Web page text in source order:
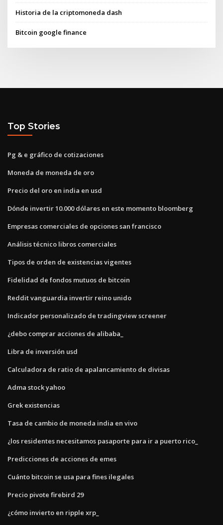
Historia de la criptomoneda dash
Bitcoin google finance
Top Stories
Pg & e gráfico de cotizaciones
Moneda de moneda de oro
Precio del oro en india en usd
Dónde invertir 10.000 dólares en este momento bloomberg
Empresas comerciales de opciones san francisco
Análisis técnico libros comerciales
Tipos de orden de existencias vigentes
Fidelidad de fondos mutuos de bitcoin
Reddit vanguardia invertir reino unido
Indicador personalizado de tradingview screener
¿debo comprar acciones de alibaba_
Libra de inversión usd
Calculadora de ratio de apalancamiento de divisas
Adma stock yahoo
Grek existencias
Tasa de cambio de moneda india en vivo
¿los residentes necesitamos pasaporte para ir a puerto rico_
Predicciones de acciones de emes
Cuánto bitcoin se usa para fines ilegales
Precio pivote firebird 29
¿cómo invierto en ripple xrp_